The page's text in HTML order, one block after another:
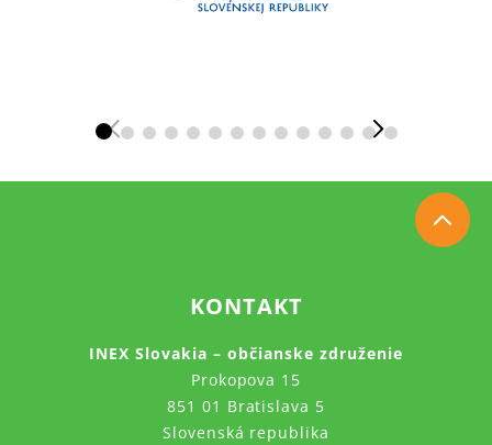
KONTAKT
INEX Slovakia – občianske združenie
Prokopova 15
851 01 Bratislava 5
Slovenská republika